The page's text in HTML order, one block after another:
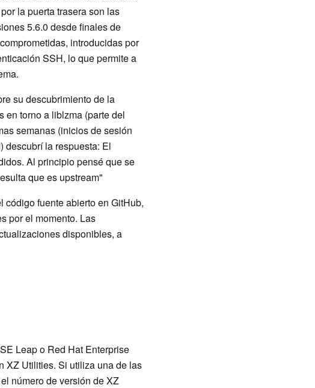
la puerta trasera son las
5.6.0 desde finales de
introducidas por
SSH, lo que permite a
su descubrimiento de la
en torno a liblzma (parte del
semanas (inicios de sesión
descubrí la respuesta: El
Al principio pensé que se
que es upstream"
fuente abierto en GitHub,
por el momento. Las
disponibles, a
Leap o Red Hat Enterprise
XZ Utilities. Si utiliza una de las
número de versión de XZ